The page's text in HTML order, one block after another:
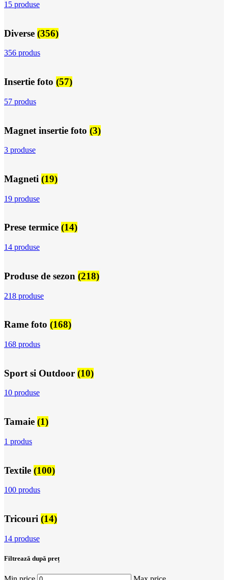
15 produse
Diverse (356)
356 produs
Insertie foto (57)
57 produs
Magnet insertie foto (3)
3 produse
Magneti (19)
19 produse
Prese termice (14)
14 produse
Produse de sezon (218)
218 produse
Rame foto (168)
168 produs
Sport si Outdoor (10)
10 produse
Tamaie (1)
1 produs
Textile (100)
100 produs
Tricouri (14)
14 produse
Filtrează după preț